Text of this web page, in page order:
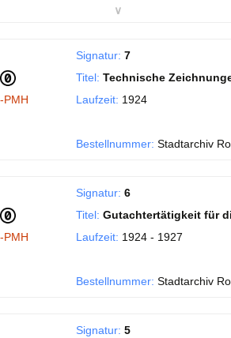
∨
PMH
Signatur: 7
Titel: Technische
Laufzeit: 1924
Bestellnummer: Stadtarchiv
PMH
Signatur: 6
Titel: Gutachtertätigkeit für
Laufzeit: 1924 - 1927
Bestellnummer: Stadtarchiv
Signatur: 5